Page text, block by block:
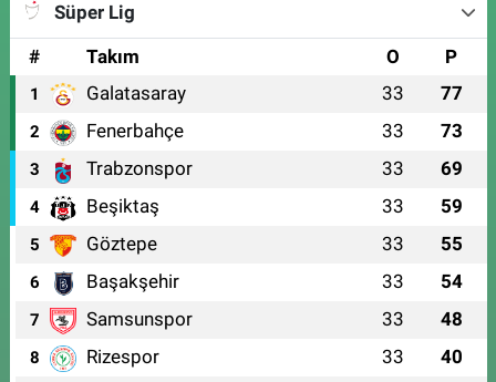
Süper Lig
#
Takım O P
1 Galatasaray 33 77
2 Fenerbahçe 33 73
3 Trabzonspor 33 69
4 Beşiktaş 33 59
5 Göztepe 33 55
6 Başakşehir 33 54
7 Samsunspor 33 48
8 Rizespor 33 40